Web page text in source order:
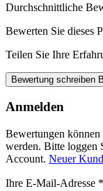
Durchschnittliche
Bewerten Sie dieses
Teilen Sie Ihre
Bewertung schreiben
Anmelden
Bewertungen können
werden. Bitte loggen
Account. Neuer
Ihre E-Mail-Adresse *